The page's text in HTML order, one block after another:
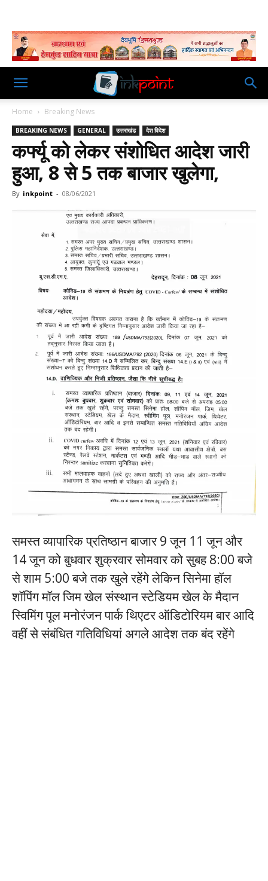
Home Breaking News
BREAKING NEWS GENERAL उत्तराखंड देश विदेश
कर्फ्यू को लेकर संशोधित आदेश जारी
हुआ, 8 से 5 तक बाजार खुलेगा,
By inkpoint - 08/06/2021
समस्त व्यापारिक प्रतिष्ठान बाजार 9 जून 11 जून और
14 जून को बुधवार शुक्रवार सोमवार को सुबह 8:00 बजे
से शाम 5:00 बजे तक खुले रहेंगे लेकिन सिनेमा हॉल
शॉपिंग मॉल जिम खेल संस्थान स्टेडियम खेल के मैदान
स्विमिंग पूल मनोरंजन पार्क थिएटर ऑडिटोरियम बार आदि
वहीं से संबंधित गतिविधियां अगले आदेश तक बंद रहेंगे